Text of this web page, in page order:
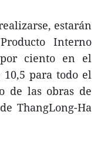
estarán
Interno
ciento en el
para todo el
de las obras de
ThangLong-Ha